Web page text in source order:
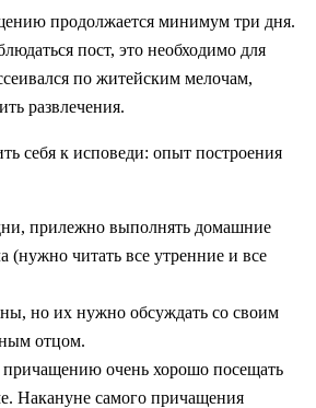
продолжается минимум три дня.
пост, это необходимо для
по житейским мелочам,
развлечения.
себя к исповеди: опыт построения
прилежно выполнять домашние
(нужно читать все утренние и все
но их нужно обсуждать со своим
отцом.
очень хорошо посещать
Накануне самого причащения